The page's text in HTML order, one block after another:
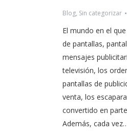
Blog, Sin categorizar
El mundo en el
de pantallas,
mensajes
televisión, los
pantallas de
venta, los
convertido en
Además, cada